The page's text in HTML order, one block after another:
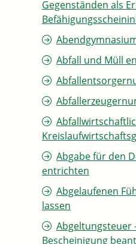
Gegenständen als
Abfall und Müll
Abgabe für den
entrichten
Abgelaufenen
lassen
Abgeltungsteuer
Bescheinigung